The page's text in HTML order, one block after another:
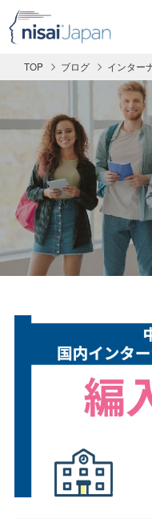
TOP ブログ インター